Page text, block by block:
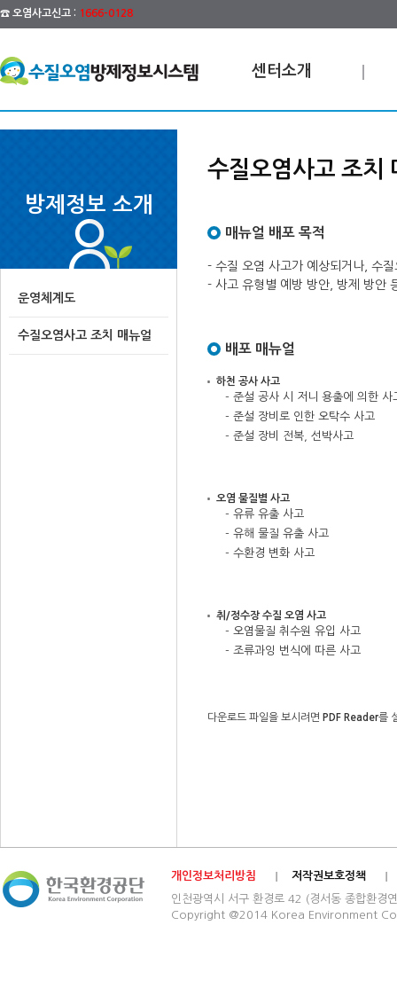
☎ 오염사고신고 : 1666-0128
센터소개
방제정보 소개
운영체계도
수질오염사고 조치 매뉴얼
수질오염사고 조치
매뉴얼 배포 목적
- 수질 오염 사고가 예상되거나, 수
- 사고 유형별 예방 방안, 방제 방안
배포 매뉴얼
하천 공사 사고
- 준설 공사 시 저니 용출에 의한 사
- 준설 장비로 인한 오탁수 사고
- 준설 장비 전복, 선박사고
오염 물질별 사고
- 유류 유출 사고
- 유해 물질 유출 사고
- 수환경 변화 사고
취/정수장 수질 오염 사고
- 오염물질 취수원 유입 사고
- 조류과잉 번식에 따른 사고
다운로드 파일을 보시려면 PDF Reader를
개인정보처리방침
저작권보호정책
인천광역시 서구 환경로 42 (경서동 종합
Copyright @2014 Korea Environment